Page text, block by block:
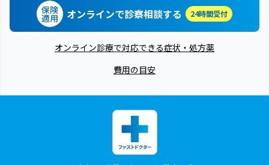
保険
適用 オンラインで診察相談する 24時間受付
オンライン診療で対応できる症状・処方薬
費用の目安